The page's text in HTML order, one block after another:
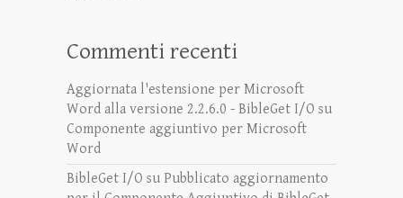
Commenti recenti
Aggiornata l'estensione per Microsoft
Word alla versione 2.2.6.0 - BibleGet I/O su
Componente aggiuntivo per Microsoft
Word
BibleGet I/O su Pubblicato aggiornamento